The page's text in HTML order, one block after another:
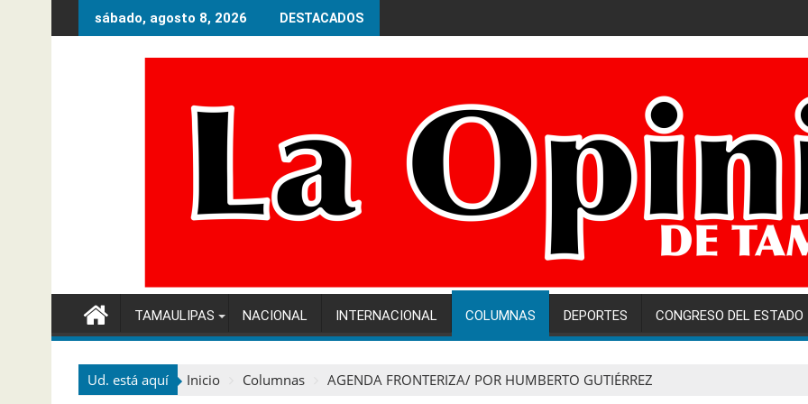
al
sábado, agosto 8, 2026 DESTACADOS
TAMAULIPAS NACIONAL INTERNACIONAL COLUMNAS DEPORTES CONGRESO DEL ESTADO
Ud. está aquí Inicio Columnas AGENDA FRONTERIZA/ POR HUMBERTO GUTIÉRREZ